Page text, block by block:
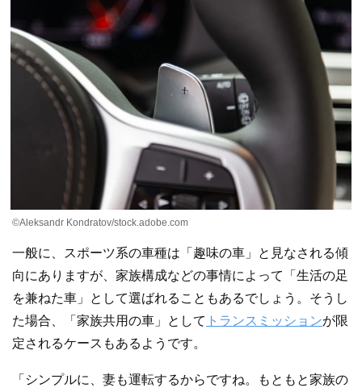
©Aleksandr Kondratov/stock.adobe.com
一般に、スポーツ系の車種は「趣味の車」と見なされる傾
向にありますが、家族構成などの事情によって「生活の足
を兼ねた車」として選ばれることもあるでしょう。そうし
た場合、「家族共用の車」として トランスミッションが限
定されるケースもあるようです。
「シンプルに、妻も運転するからですね。もともと家族の